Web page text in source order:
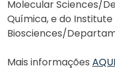
Molecular Sciences/
Química, e do
Biosciences/
Mais informações AQUI